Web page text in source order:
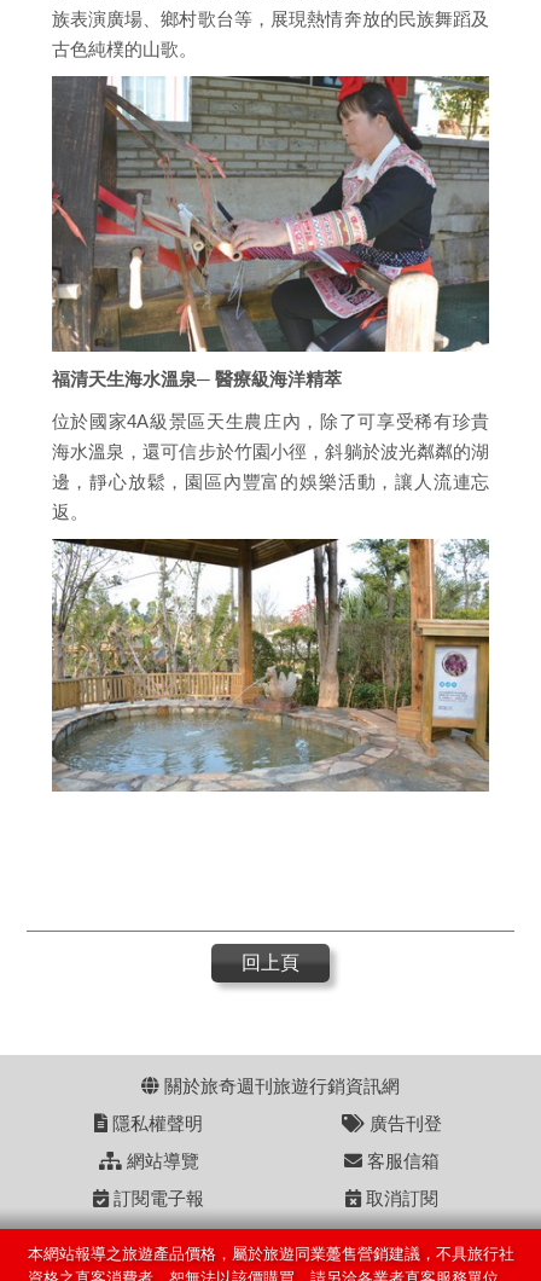
族表演廣場、鄉村歌台等，展現熱情奔放的民族舞蹈及
古色純樸的山歌。
福清天生海水溫泉─ 醫療級海洋精萃
位於國家4A級景區天生農庄內，除了可享受稀有珍貴
海水溫泉，還可信步於竹園小徑，斜躺於波光粼粼的湖
邊，靜心放鬆，園區內豐富的娛樂活動，讓人流連忘
返。
回上頁
關於旅奇週刊旅遊行銷資訊網
隱私權聲明
廣告刊登
網站導覽
客服信箱
訂閱電子報
取消訂閱
本網站報導之旅遊產品價格，屬於旅遊同業躉售營銷建議，不具旅行社